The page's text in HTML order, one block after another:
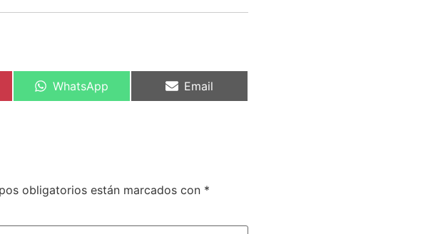
WhatsApp Email
obligatorios están marcados con *